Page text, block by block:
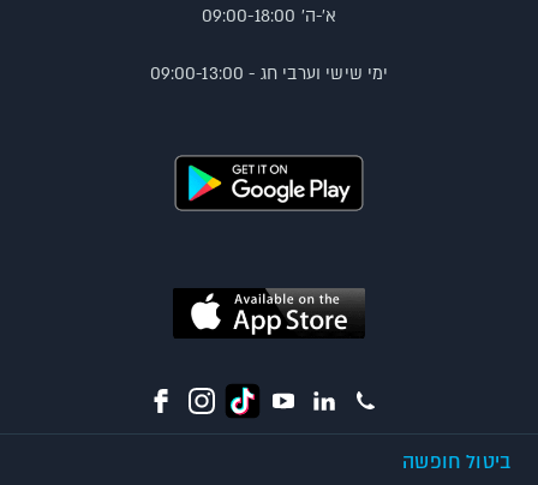
א'-ה' 09:00-18:00
ימי שישי וערבי חג - 09:00-13:00
ביטול חופשה